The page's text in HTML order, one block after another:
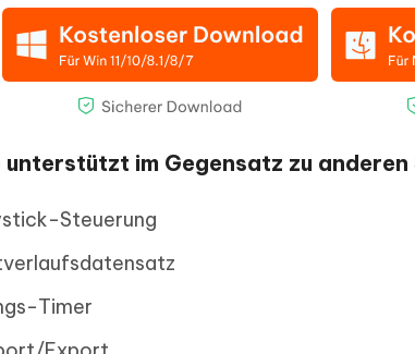
unterstützt im Gegensatz zu
Steuerung
Timer